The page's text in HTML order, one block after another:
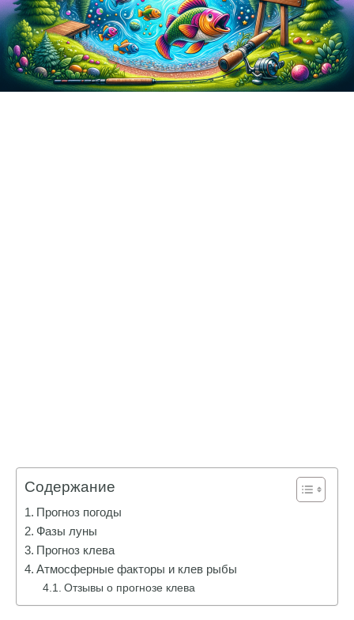
Содержание
Прогноз погоды
Фазы луны
Прогноз клева
Атмосферные факторы и клев рыбы
Отзывы о прогнозе клева